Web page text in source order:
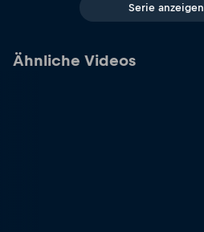
Serie anzeigen
Ähnliche Videos